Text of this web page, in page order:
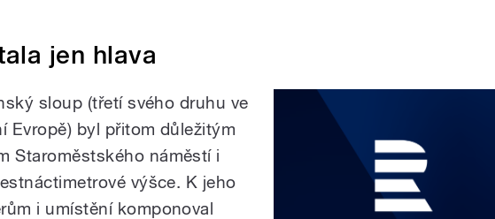
jen hlava
sloup (třetí svého druhu ve
Evropě) byl přitom důležitým
Staroměstského náměstí i
výšce. K jeho
i umístění komponoval